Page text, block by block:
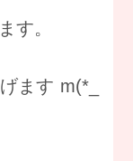
す。
ます m(*_